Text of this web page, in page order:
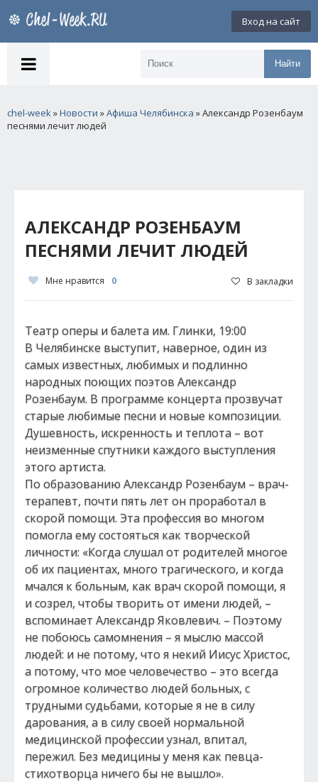
Вход на сайт
Найти
chel-week»Новости »Афиша Челябинска » Александр Розенбаум
песнями лечит людей
АЛЕКСАНДР РОЗЕНБАУМ
ПЕСНЯМИ ЛЕЧИТ ЛЮДЕЙ
Мне нравится 0 В закладки
Театр оперы и балета им. Глинки, 19:00
В Челябинске выступит, наверное, один из
самых известных, любимых и подлинно
народных поющих поэтов Александр
Розенбаум. В программе концерта прозвучат
старые любимые песни и новые композиции.
Душевность, искренность и теплота – вот
неизменные спутники каждого выступления
этого артиста.
По образованию Александр Розенбаум – врач-
терапевт, почти пять лет он проработал в
скорой помощи. Эта профессия во многом
помогла ему состояться как творческой
личности: «Когда слушал от родителей многое
об их пациентах, много трагического, и когда
мчался к больным, как врач скорой помощи, я
и созрел, чтобы творить от имени людей, –
вспоминает Александр Яковлевич. – Поэтому
не побоюсь самомнения – я мыслю массой
людей: и не потому, что я некий Иисус Христос,
а потому, что мое человечество – это всегда
огромное количество людей больных, с
трудными судьбами, которые я не в силу
дарования, а в силу своей нормальной
медицинской профессии узнал, впитал,
пережил. Без медицины у меня как певца-
стихотворца ничего бы не вышло».